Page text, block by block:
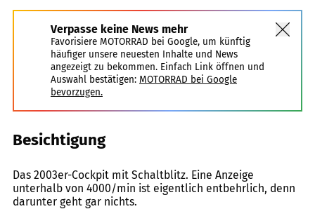
Verpasse keine News mehr
Favorisiere MOTORRAD bei Google, um künftig
häufiger unsere neuesten Inhalte und News
angezeigt zu bekommen. Einfach Link öffnen und
Auswahl bestätigen: MOTORRAD bei Google
bevorzugen.
Besichtigung
Das 2003er-Cockpit mit Schaltblitz. Eine Anzeige
unterhalb von 4000/min ist eigentlich entbehrlich, denn
darunter geht gar nichts.